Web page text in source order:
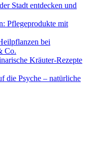
Stadt entdecken und
Pflegeprodukte mit
bei
Co.
Kräuter-Rezepte
die Psyche – natürliche